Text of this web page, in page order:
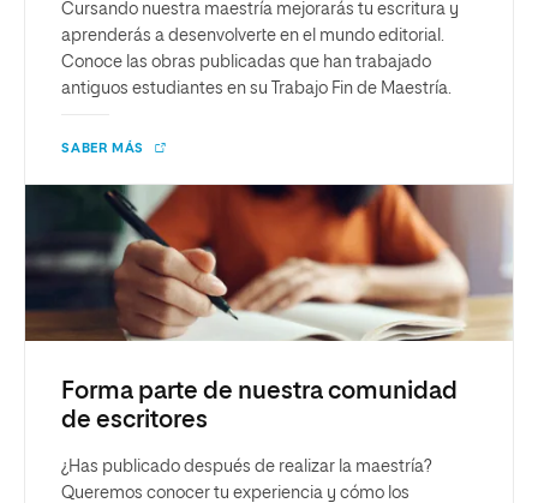
Cursando nuestra maestría mejorarás tu escritura y
aprenderás a desenvolverte en el mundo editorial.
Conoce las obras publicadas que han trabajado
antiguos estudiantes en su Trabajo Fin de Maestría.
SABER MÁS
Forma parte de nuestra comunidad
de escritores
¿Has publicado después de realizar la maestría?
Queremos conocer tu experiencia y cómo los